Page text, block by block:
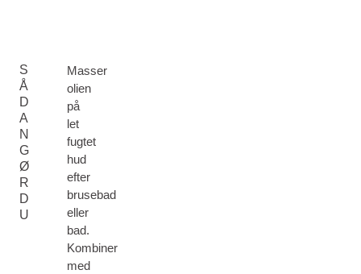
S
Å
D
A
N
G
Ø
R
D
U
Masser
olien
på
let
fugtet
hud
efter
brusebad
eller
bad.
Kombiner
med